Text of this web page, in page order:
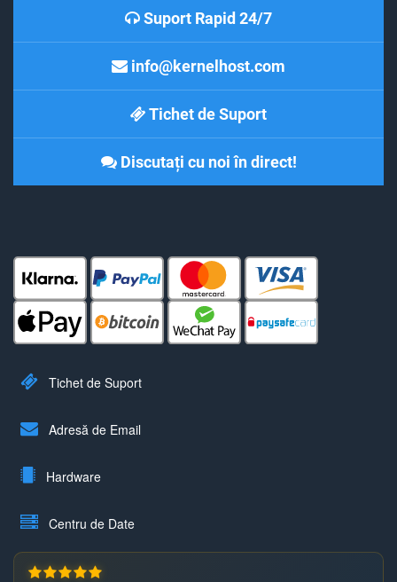
Suport Rapid 24/7
info@kernelhost.com
Tichet de Suport
Discutați cu noi în direct!
Tichet de Suport
Adresă de Email
Hardware
Centru de Date